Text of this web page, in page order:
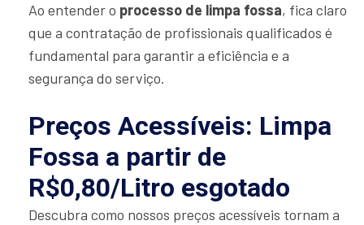
Ao entender o processo de limpa fossa, fica claro
que a contratação de profissionais qualificados é
fundamental para garantir a eficiência e a
segurança do serviço.
Preços Acessíveis: Limpa
Fossa a partir de
R$0,80/Litro esgotado
Descubra como nossos preços acessíveis tornam a